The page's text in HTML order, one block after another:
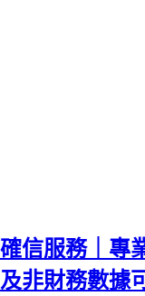
確信服務｜專
及非財務數據